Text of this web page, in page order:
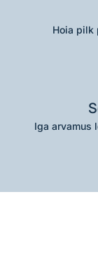
Hoia pilk
Iga arvamus